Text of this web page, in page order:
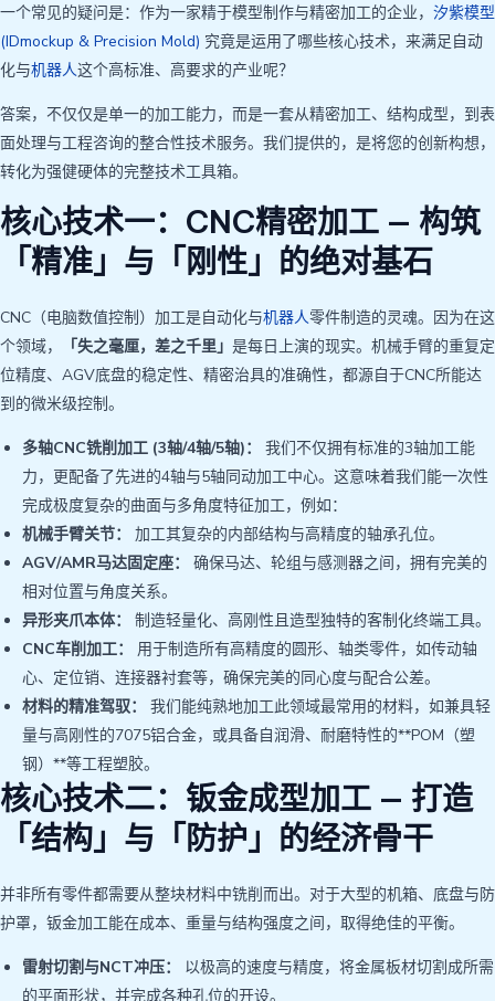
一个常见的疑问是：作为一家精于模型制作与精密加工的企业， 汐紫模型
(IDmockup & Precision Mold) 究竟是运用了哪些核心技术，来满足自动
化与机器人这个高标准、高要求的产业呢？
答案，不仅仅是单一的加工能力，而是一套从精密加工、结构成型，到表
面处理与工程咨询的整合性技术服务。我们提供的，是将您的创新构想，
转化为强健硬体的完整技术工具箱。
核心技术一：CNC精密加工 — 构筑
「精准」与「刚性」的绝对基石
CNC（电脑数值控制）加工是自动化与机器人零件制造的灵魂。因为在这
个领域，
「失之毫厘，差之千里」 是每日上演的现实。机械手臂的重复定
位精度、AGV底盘的稳定性、精密治具的准确性，都源自于CNC所能达
到的微米级控制。
多轴CNC铣削加工 (3轴/4轴/5轴)：
我们不仅拥有标准的3轴加工能
力，更配备了先进的4轴与5轴同动加工中心。这意味着我们能一次性
完成极度复杂的曲面与多角度特征加工，例如：
机械手臂关节：
加工其复杂的内部结构与高精度的轴承孔位。
AGV/AMR马达固定座：
确保马达、轮组与感测器之间，拥有完美的
相对位置与角度关系。
异形夹爪本体：
制造轻量化、高刚性且造型独特的客制化终端工具。
CNC车削加工：
用于制造所有高精度的圆形、轴类零件，如传动轴
心、定位销、连接器衬套等，确保完美的同心度与配合公差。
材料的精准驾驭：
我们能纯熟地加工此领域最常用的材料，如兼具轻
量与高刚性的7075铝合金，或具备自润滑、耐磨特性的**POM（塑
钢）**等工程塑胶。
核心技术二：钣金成型加工 — 打造
「结构」与「防护」的经济骨干
并非所有零件都需要从整块材料中铣削而出。对于大型的机箱、底盘与防
护罩，钣金加工能在成本、重量与结构强度之间，取得绝佳的平衡。
雷射切割与NCT冲压：
以极高的速度与精度，将金属板材切割成所需
的平面形状，并完成各种孔位的开设。